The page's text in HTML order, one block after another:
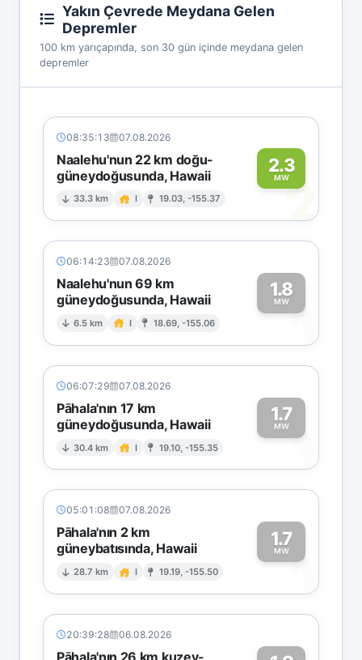
Yakın Çevrede Meydana Gelen
Depremler
100 km yarıçapında, son 30 gün içinde meydana gelen
depremler
08:35:13 07.08.2026
Naalehu'nun 22 km doğu-
güneydoğusunda, Hawaii
33.3 km I 19.03, -155.37
2.3
MW2
06:14:23 07.08.2026
Naalehu'nun 69 km
güneydoğusunda, Hawaii
6.5 km I 18.69, -155.06
1.8
MW1
06:07:29 07.08.2026
Pāhala'nın 17 km
güneydoğusunda, Hawaii
30.4 km I 19.10, -155.35
1.7
MW1
05:01:08 07.08.2026
Pāhala'nın 2 km
güneybatısında, Hawaii
28.7 km I 19.19, -155.50
1.7
MW1
20:39:28 06.08.2026
Pāhala'nın 26 km kuzey-